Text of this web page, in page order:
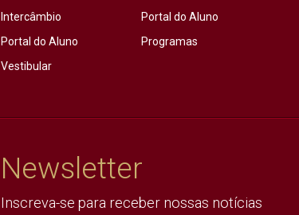
Intercâmbio
Portal do Aluno
Vestibular
Portal do Aluno
Programas
Newsletter
Inscreva-se para receber nossas notícias